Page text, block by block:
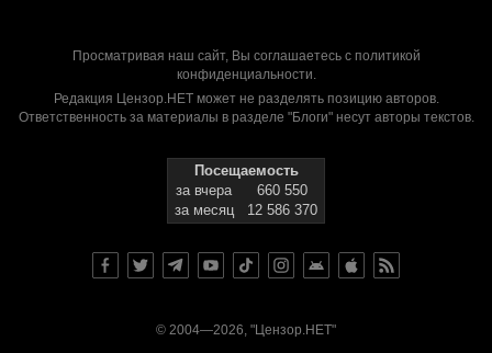
Просматривая наш сайт, Вы соглашаетесь с политикой
конфиденциальности.
Редакция Цензор.НЕТ может не разделять позицию авторов.
Ответственность за материалы в разделе "Блоги" несут авторы текстов.
Посещаемость
за вчера
660 550
за месяц
12 586 370
© 2004—2026, "Цензор.НЕТ"